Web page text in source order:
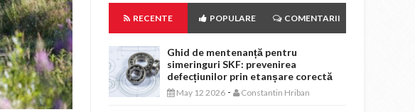
RECENTE POPULARE COMENTARII
Ghid de mentenanță pentru
simeringuri SKF: prevenirea
defecțiunilor prin etanșare corectă
May 12 2026 - Constantin Hriban